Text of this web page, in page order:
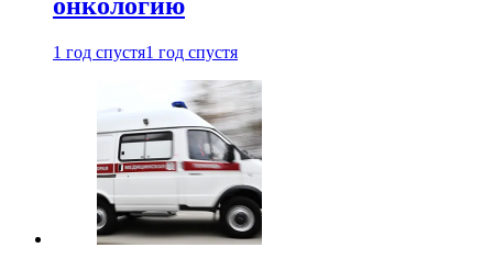
онкологию
1 год спустя1 год спустя